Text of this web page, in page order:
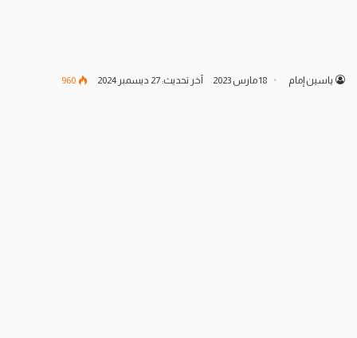
ياسين إمام 18 مارس 2023 آخر تحديث: 27 ديسمبر 2024 960